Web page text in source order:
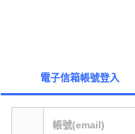
電子信箱帳號登入